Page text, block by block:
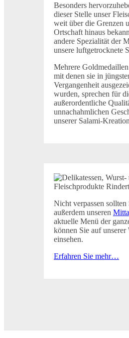
Besonders
dieser Stelle unser
weit über die Grenzen
Ortschaft hinaus
andere Spezialität der
unsere luftgetrocknete
Mehrere
mit denen sie in
Vergangenheit
wurden, sprechen für
außerordentliche
unnachahmlichen
unserer Salami-
Nicht verpassen sollten
außerdem unseren
aktuelle Menü der
können Sie auf unserer
einsehen.
Erfahren Sie mehr…